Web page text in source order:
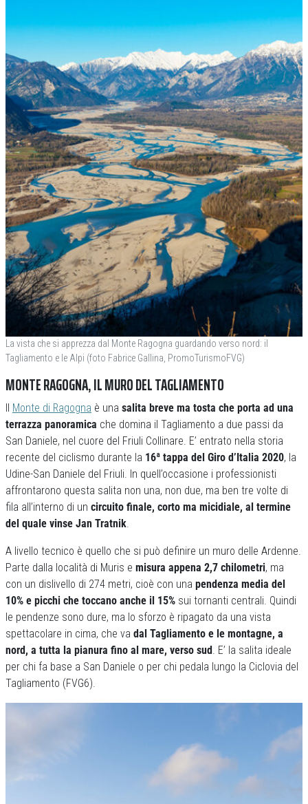
La vista che si apprezza dal Monte Ragogna guardando verso nord: il
Tagliamento e le Alpi (foto Fabrice Gallina, PromoTurismoFVG)
MONTE RAGOGNA, IL MURO DEL TAGLIAMENTO
Il Monte di Ragogna è una salita breve ma tosta che porta ad una
terrazza panoramica che domina il Tagliamento a due passi da
San Daniele, nel cuore del Friuli Collinare. E’ entrato nella storia
recente del ciclismo durante la 16ª tappa del Giro d’Italia 2020, la
Udine-San Daniele del Friuli. In quell’occasione i professionisti
affrontarono questa salita non una, non due, ma ben tre volte di
fila all’interno di un circuito finale, corto ma micidiale, al termine
del quale vinse Jan Tratnik.
A livello tecnico è quello che si può definire un muro delle Ardenne.
Parte dalla località di Muris e misura appena 2,7 chilometri, ma
con un dislivello di 274 metri, cioè con una pendenza media del
10% e picchi che toccano anche il 15% sui tornanti centrali. Quindi
le pendenze sono dure, ma lo sforzo è ripagato da una vista
spettacolare in cima, che va dal Tagliamento e le montagne, a
nord, a tutta la pianura fino al mare, verso sud. E’ la salita ideale
per chi fa base a San Daniele o per chi pedala lungo la Ciclovia del
Tagliamento (FVG6).